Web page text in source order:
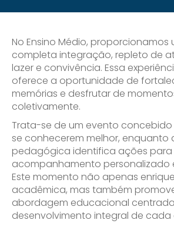
No Ensino Médio, proporcionamos
completa integração, repleto de
lazer e convivência. Essa
oferece a oportunidade de
memórias e desfrutar de
coletivamente.
Trata-se de um evento
se conhecerem melhor,
pedagógica identifica ações para
acompanhamento personalizado
Este momento não apenas
acadêmica, mas também
abordagem educacional
desenvolvimento integral de cada